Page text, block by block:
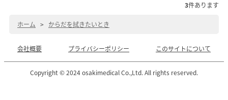
3件あります
ホーム > からだを拭きたいとき
会社概要 プライバシーポリシー このサイトについて
Copyright © 2024 osakimedical Co.,Ltd. All rights reserved.